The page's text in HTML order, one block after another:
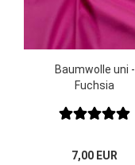
Baumwolle uni -
Fuchsia
7,00 EUR